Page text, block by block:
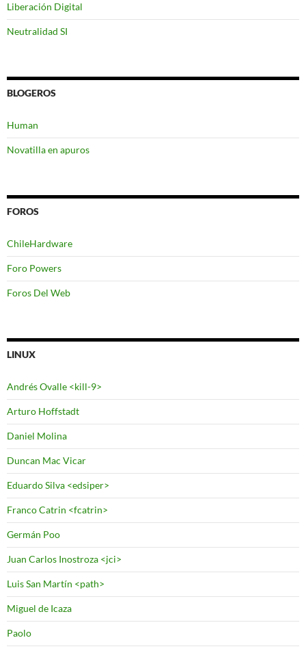
Liberación Digital
Neutralidad SI
BLOGEROS
Human
Novatilla en apuros
FOROS
ChileHardware
Foro Powers
Foros Del Web
LINUX
Andrés Ovalle <kill-9>
Arturo Hoffstadt
Daniel Molina
Duncan Mac Vicar
Eduardo Silva <edsiper>
Franco Catrin <fcatrin>
Germán Poo
Juan Carlos Inostroza <jci>
Luis San Martín <path>
Miguel de Icaza
Paolo